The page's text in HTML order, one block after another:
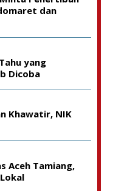
dan
yang
Dicoba
Khawatir, NIK
Aceh Tamiang,